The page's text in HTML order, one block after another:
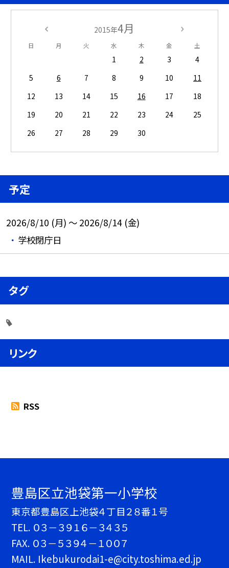
2015年4月
日 月 火 水 木 金 土
1 2 3
4
5
6 7 8 9 10
11
12
13 14 15 16 17
18
19
20 21 22 23 24
25
26
27 28 29 30
予定
2026/8/10 (月) ～ 2026/8/14 (金)
学校閉庁日
タグ
リンク
RSS
豊島区立池袋第一小学校
東京都豊島区上池袋４丁目２８番１号
TEL. ０３－３９１６－３４３５
FAX. ０３－５３９４－１００７
MAIL. Ikebukurodai1-e@city.toshima.ed.jp